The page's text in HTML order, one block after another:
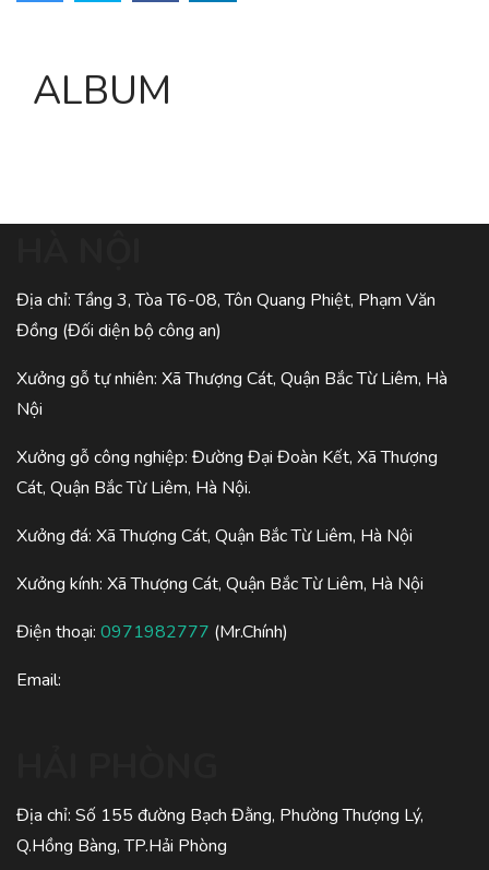
ALBUM
Địa chỉ: Tầng 3, Tòa T6-08, Tôn Quang Phiệt, Phạm Văn
Đồng (Đối diện bộ công an)
Xưởng gỗ tự nhiên: Xã Thượng Cát, Quận Bắc Từ Liêm, Hà
Nội
Xưởng gỗ công nghiệp: Đường Đại Đoàn Kết, Xã Thượng
Cát, Quận Bắc Từ Liêm, Hà Nội.
Xưởng đá: Xã Thượng Cát, Quận Bắc Từ Liêm, Hà Nội
Xưởng kính: Xã Thượng Cát, Quận Bắc Từ Liêm, Hà Nội
Điện thoại: 0971982777 (Mr.Chính)
Email:
Địa chỉ: Số 155 đường Bạch Đằng, Phường Thượng Lý,
Q.Hồng Bàng, TP.Hải Phòng